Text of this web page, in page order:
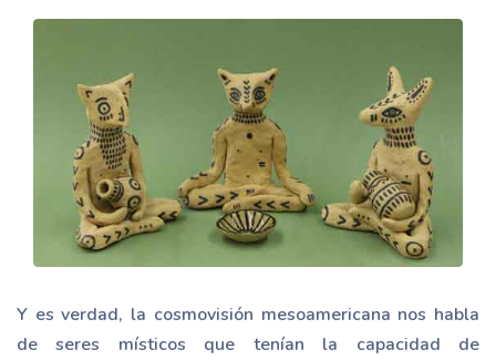
Y es verdad, la cosmovisión mesoamericana nos habla
de seres místicos que tenían la capacidad de